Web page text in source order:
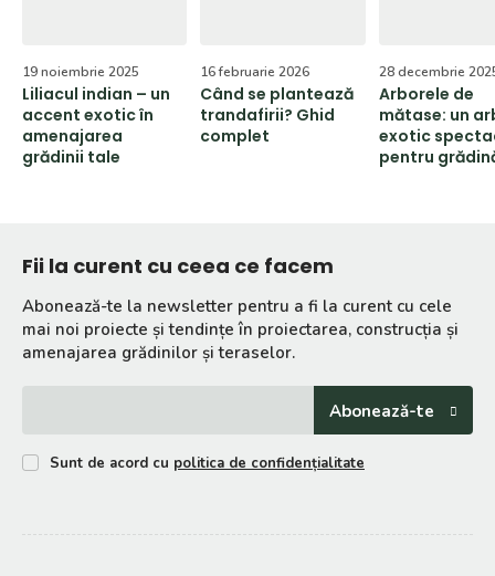
19 noiembrie 2025
Liliacul indian – un
accent exotic în
amenajarea
grădinii tale
16 februarie 2026
Când se plantează
trandafirii? Ghid
complet
28 decembrie
Arborele de
mătase: un
exotic
pentru
Fii la curent cu ceea ce facem
Abonează-te la newsletter pentru a fi la curent cu cele
mai noi proiecte și tendințe în proiectarea, construcția și
amenajarea grădinilor și teraselor.
Abonează-te
Sunt de acord cu politica de confidențialitate